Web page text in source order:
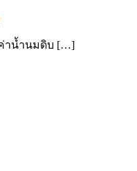
าน้ำนมดิบ […]